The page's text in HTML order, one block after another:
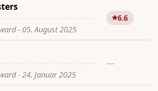
- 05. August 2025
6.6
- 24. Januar 2025
—